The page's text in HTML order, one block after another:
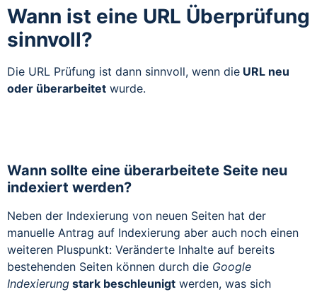
Wann ist eine URL Überprüfung
sinnvoll?
Die URL Prüfung ist dann sinnvoll, wenn die URL neu
oder überarbeitet wurde.
Wann sollte eine überarbeitete Seite neu
indexiert werden?
Neben der Indexierung von neuen Seiten hat der
manuelle Antrag auf Indexierung aber auch noch einen
weiteren Pluspunkt: Veränderte Inhalte auf bereits
bestehenden Seiten können durch die Google
Indexierung stark beschleunigt werden, was sich